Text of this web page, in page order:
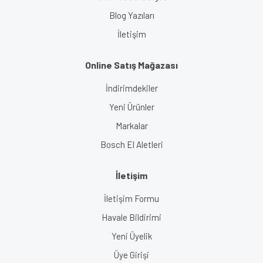
Blog Yazıları
İletişim
Online Satış Mağazası
İndirimdekiler
Yeni Ürünler
Markalar
Bosch El Aletleri
İletişim
İletişim Formu
Havale Bildirimi
Yeni Üyelik
Üye Girişi